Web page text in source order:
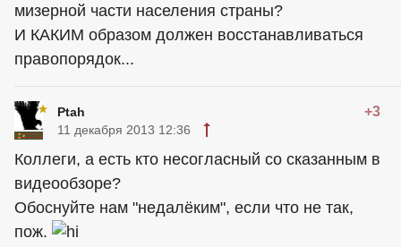
мизерной части населения страны?
И КАКИМ образом должен восстанавливаться
правопорядок...
Ptah +3
11 декабря 2013 12:36
Коллеги, а есть кто несогласный со сказанным в
видеообзоре?
Обоснуйте нам "недалёким", если что не так,
пож.